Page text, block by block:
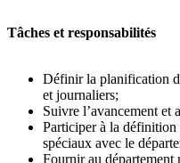
Tâches et
Définir la planification
et journaliers;
Suivre l’avancement et
Participer à la définition
spéciaux avec le
Fournir au département